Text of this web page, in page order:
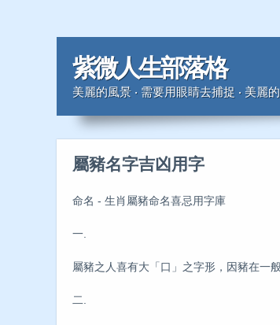
紫微人生部落格
美麗的風景 ‧ 需要用眼睛去捕捉 ‧ 美麗
屬豬名字吉凶用字
命名 - 生肖屬豬命名喜忌用字庫
一.
屬豬之人喜有大「口」之字形，因豬在一
二.